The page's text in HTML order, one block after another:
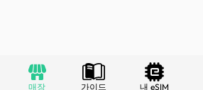
매장 가이드 내 eSIM